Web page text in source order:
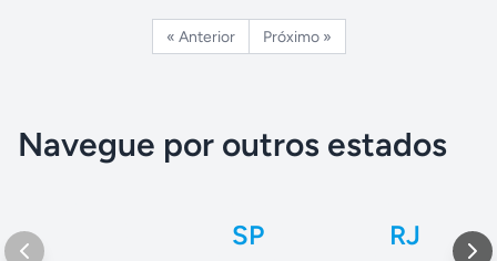
« Anterior Próximo »
Navegue por outros estados
SP RJ